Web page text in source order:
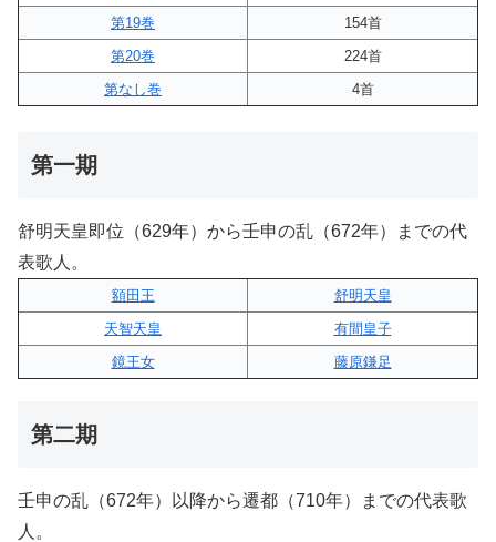
第19巻
154首
第20巻
224首
第なし巻
4首
第一期
舒明天皇即位（629年）から壬申の乱（672年）までの代
表歌人。
額田王
舒明天皇
天智天皇
有間皇子
鏡王女
藤原鎌足
第二期
壬申の乱（672年）以降から遷都（710年）までの代表歌
人。